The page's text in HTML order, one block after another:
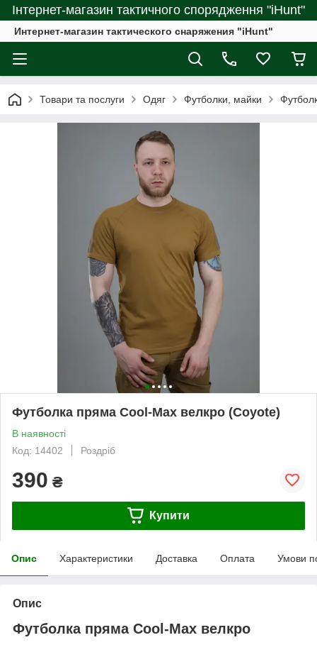
Інтернет-магазин тактичного спорядження "iHunt"
Интернет-магазин тактического снаряжения "iHunt"
Товари та послуги Одяг Футболки, майки
Футболка пряма Cool-Max велкро (Сoyote)
В наявності
Код: 14402
Роздріб
390 ₴
Купити
Опис Характеристики Доставка Оплата Умови
Опис
Футболка пряма Cool-Max велкро